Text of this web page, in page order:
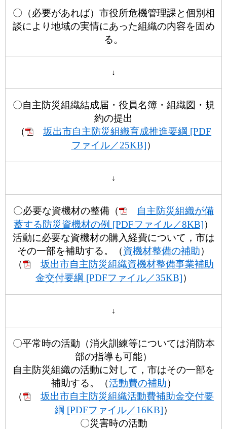
〇（必要があれば）市役所危機管理課と個別相
談により地域の実情にあった組織の内容を固め
る。
↓
〇自主防災組織結成届・役員名簿・組織図・規
約の提出
（
坂出市自主防災組織育成推進要綱 [PDF
ファイル／25KB]）
↓
〇必要な資機材の整備（
自主防災組織が備
蓄する防災資機材の例 [PDFファイル／8KB]）
活動に必要な資機材の購入経費について，市は
その一部を補助する。（資機材整備の補助）
（
坂出市自主防災組織資機材整備事業補助
金交付要綱 [PDFファイル／35KB]）
↓
〇平常時の活動（消火訓練等については消防本
部の指導も可能）
自主防災組織の活動に対して，市はその一部を
補助する。（活動費の補助）
（
坂出市自主防災組織活動費補助金交付要
綱 [PDFファイル／16KB]）
〇災害時の活動